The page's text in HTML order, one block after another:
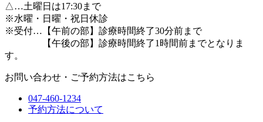
△…土曜日は17:30まで
※水曜・日曜・祝日休診
※受付…【午前の部】診療時間終了30分前まで
【午後の部】診療時間終了1時間前までとなりま
す。
お問い合わせ・ご予約方法はこちら
047-460-1234
予約方法について